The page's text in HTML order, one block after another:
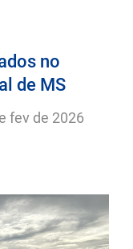
no
de MS
fev de 2026